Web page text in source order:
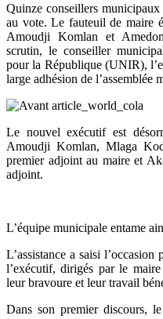
Quinze conseillers
au vote. Le fauteuil de maire
Amoudji Komlan et
scrutin, le conseiller
pour la République (UNIR),
large adhésion de l’assemblée
Le nouvel exécutif est
Amoudji Komlan, Mlaga
premier adjoint au maire et
adjoint.
L’équipe municipale entame
L’assistance a saisi
l’exécutif, dirigés par le
leur bravoure et leur travail
Dans son premier discours,